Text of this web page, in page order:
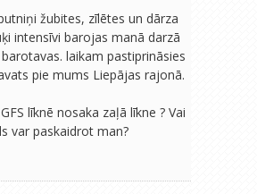
žubites, zīlētes un dārza
intensīvi barojas manā darzā
laikam pastiprināsies
pie mums Liepājas rajonā.
līknē nosaka zaļā līkne ? Vai
var paskaidrot man?